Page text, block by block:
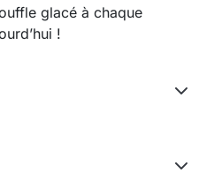
glacé à chaque
!